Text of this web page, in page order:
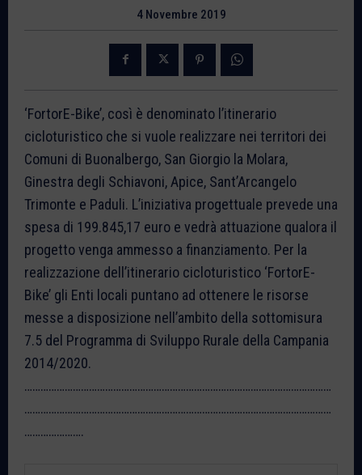
4 Novembre 2019
‘FortorE-Bike’, così è denominato l’itinerario
cicloturistico che si vuole realizzare nei territori dei
Comuni di Buonalbergo, San Giorgio la Molara,
Ginestra degli Schiavoni, Apice, Sant’Arcangelo
Trimonte e Paduli. L’iniziativa progettuale prevede una
spesa di 199.845,17 euro e vedrà attuazione qualora il
progetto venga ammesso a finanziamento. Per la
realizzazione dell’itinerario cicloturistico ‘FortorE-
Bike’ gli Enti locali puntano ad ottenere le risorse
messe a disposizione nell’ambito della sottomisura
7.5 del Programma di Sviluppo Rurale della Campania
2014/2020.
……………………………………………………………………………………………………
……………………………………………………………………………………………………
………………….